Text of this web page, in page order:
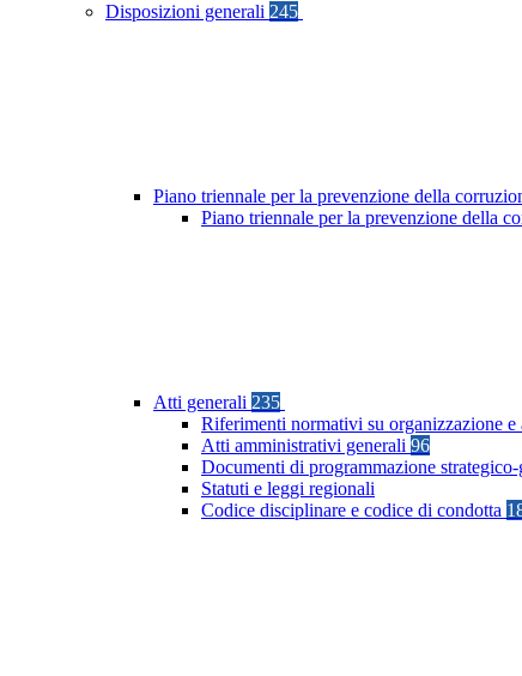
Disposizioni generali 245
Piano triennale per la prevenzione della
Piano triennale per la prevenzione della
Atti generali 235
Riferimenti normativi su organizzazione e
Atti amministrativi generali 96
Documenti di programmazione strategico-
Statuti e leggi regionali
Codice disciplinare e codice di condotta